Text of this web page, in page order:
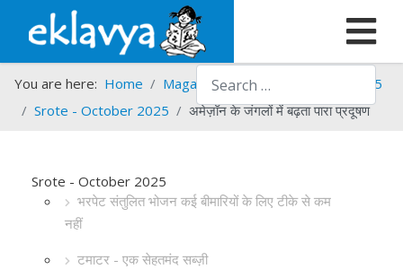
Search
You are here: Home Magazines Srote
Srote - 2025
Srote - October 2025
अमेज़ॉन के जंगलों में बढ़ता पारा प्रदूषण
Srote - October 2025
भरपेट संतुलित भोजन कई बीमारियों के लिए टीके से कम
नहीं
टमाटर - एक सेहतमंद सब्ज़ी